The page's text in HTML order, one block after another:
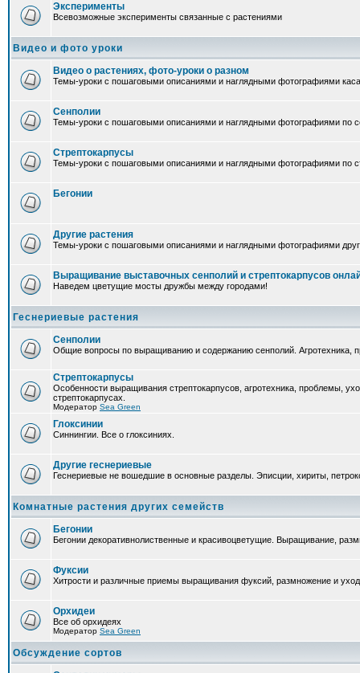
Эксперименты
Всевозможные эксперименты связанные с растениями
Видео и фото уроки
Видео о растениях, фото-уроки о разном
Темы-уроки с пошаговыми описаниями и наглядными фотографиями
Сенполии
Темы-уроки с пошаговыми описаниями и наглядными фотографиями по
Стрептокарпусы
Темы-уроки с пошаговыми описаниями и наглядными фотографиями по
Бегонии
Другие растения
Темы-уроки с пошаговыми описаниями и наглядными фотографиями
Выращивание выставочных сенполий и стрептокарпусов
Наведем цветущие мосты дружбы между городами!
Геснериевые растения
Сенполии
Общие вопросы по выращиванию и содержанию сенполий. Агротехника,
Стрептокарпусы
Особенности выращивания стрептокарпусов, агротехника, проблемы,
стрептокарпусах.
Модератор Sea Green
Глоксинии
Синнингии. Все о глоксиниях.
Другие геснериевые
Геснериевые не вошедшие в основные разделы. Эписции, хириты,
Комнатные растения других семейств
Бегонии
Бегонии декоративнолиственные и красивоцветущие. Выращивание,
Фуксии
Хитрости и различные приемы выращивания фуксий, размножение и
Орхидеи
Все об орхидеях
Модератор Sea Green
Обсуждение сортов